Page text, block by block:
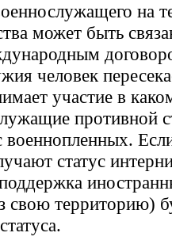
на
может быть
человек
участие в
противной
военнопленных.
статус
свою территорию)